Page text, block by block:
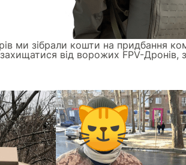
ми зібрали кошти на придбання
від ворожих FPV-